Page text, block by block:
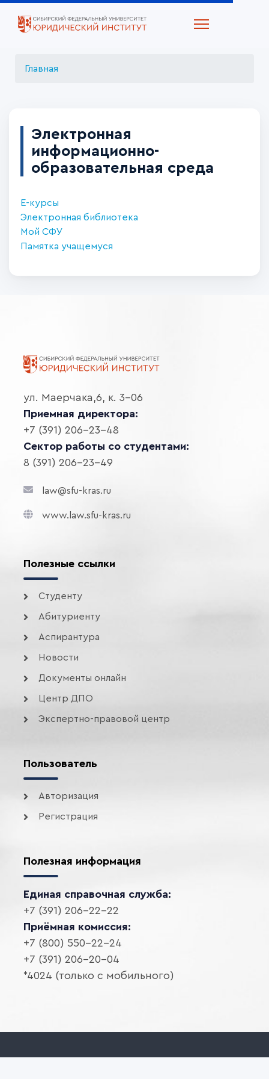
Главная
Электронная
информационно-
образовательная среда
Е-курсы
Электронная библиотека
Мой СФУ
Памятка учащемуся
ул. Маерчака,6, к. 3-06
Приемная директора:
+7 (391) 206-23-48
Сектор работы со студентами:
8 (391) 206-23-49
law@sfu-kras.ru
www.law.sfu-kras.ru
Полезные ссылки
Студенту
Абитуриенту
Аспирантура
Новости
Документы онлайн
Центр ДПО
Экспертно-правовой центр
Пользователь
Авторизация
Регистрация
Полезная информация
Единая справочная служба:
+7 (391) 206-22-22
Приёмная комиссия:
+7 (800) 550-22-24
+7 (391) 206-20-04
*4024 (только с мобильного)